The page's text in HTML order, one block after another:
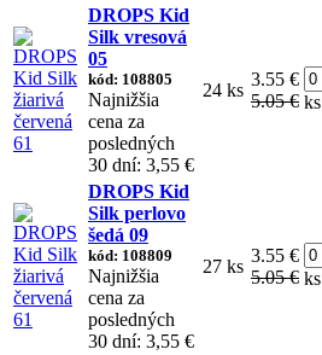
DROPS Kid
Silk vresová
05
kód: 108805
Najnižšia
cena za
posledných
30 dní: 3,55 €
24 ks
3.55 €
5.05 € ks
DROPS Kid
Silk perlovo
šedá 09
kód: 108809
Najnižšia
cena za
posledných
30 dní: 3,55 €
27 ks
3.55 €
5.05 € ks